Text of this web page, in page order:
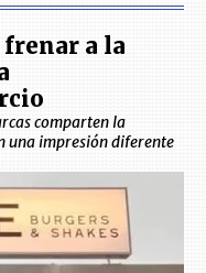
frenar a la
comparten la
una impresión diferente